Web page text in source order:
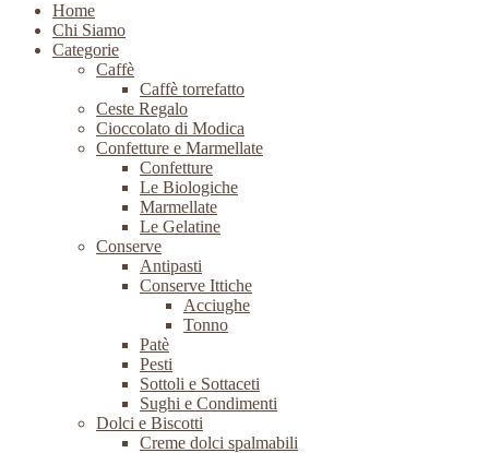
Home
Chi Siamo
Categorie
Caffè
Caffè torrefatto
Ceste Regalo
Cioccolato di Modica
Confetture e Marmellate
Confetture
Le Biologiche
Marmellate
Le Gelatine
Conserve
Antipasti
Conserve Ittiche
Acciughe
Tonno
Patè
Pesti
Sottoli e Sottaceti
Sughi e Condimenti
Dolci e Biscotti
Creme dolci spalmabili